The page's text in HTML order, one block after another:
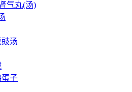
气丸(汤)
汤
蛋子